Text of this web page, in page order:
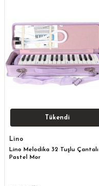
Tükendi
Lino
Lino Melodika 32 Tuşlu Çantalı
Pastel Mor